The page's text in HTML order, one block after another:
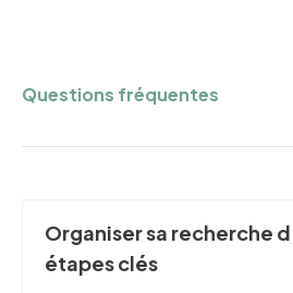
Questions fréquentes
Organiser sa recherche
étapes clés